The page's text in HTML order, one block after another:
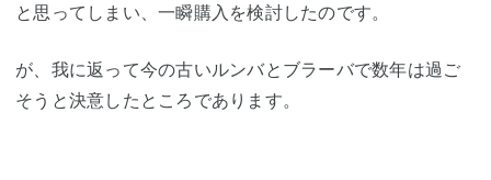
と思ってしまい、一瞬購入を検討したのです。
が、我に返って今の古いルンバとブラーバで数年は過ご
そうと決意したところであります。